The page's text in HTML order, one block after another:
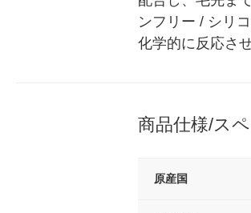
ンフリー / シリ
化学的に反応さ
商品仕様/ス
原産国